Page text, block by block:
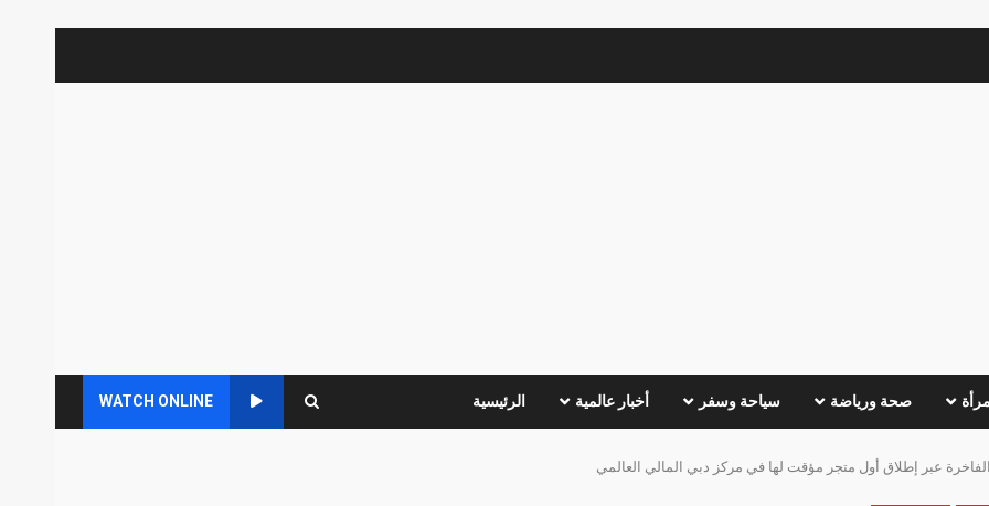
صحة ورياضة سياحة وسفر أخبار عالمية الرئيسية WATCH ONLINE
الفاخرة عبر إطلاق أول متجر مؤقت لها في مركز دبي المالي العالمي